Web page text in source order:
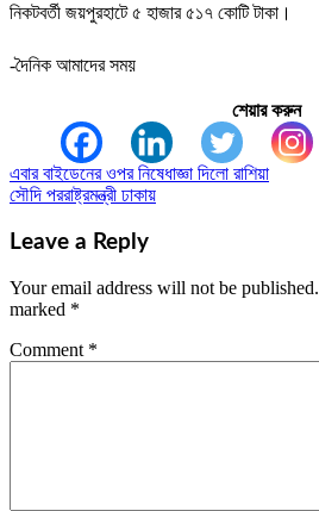
নিকটবর্তী জয়পুরহাটে ৫ হাজার ৫১৭ কোটি টাকা।
-দৈনিক আমাদের সময়
শেয়ার করুন
Post
navigation
এবার বাইডেনের ওপর নিষেধাজ্ঞা দিলো রাশিয়া
সৌদি পররাষ্ট্রমন্ত্রী ঢাকায়
Leave a Reply
Your email address will not be published.
marked *
Comment *